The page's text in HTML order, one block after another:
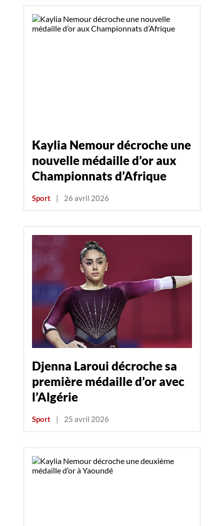
Kaylia Nemour décroche une
nouvelle médaille d’or aux
Championnats d’Afrique
Sport | 26 avril 2026
Djenna Laroui décroche sa
première médaille d’or avec
l’Algérie
Sport | 25 avril 2026